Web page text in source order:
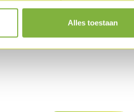
Alles toestaan